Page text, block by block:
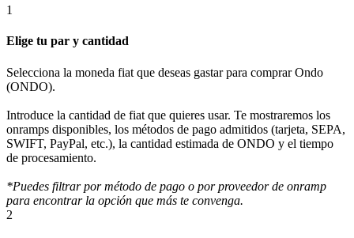
1
Elige tu par y cantidad
Selecciona la moneda fiat que deseas gastar para comprar Ondo
(ONDO).
Introduce la cantidad de fiat que quieres usar. Te mostraremos los
onramps disponibles, los métodos de pago admitidos (tarjeta, SEPA,
SWIFT, PayPal, etc.), la cantidad estimada de ONDO y el tiempo
de procesamiento.
*Puedes filtrar por método de pago o por proveedor de onramp
para encontrar la opción que más te convenga.
2